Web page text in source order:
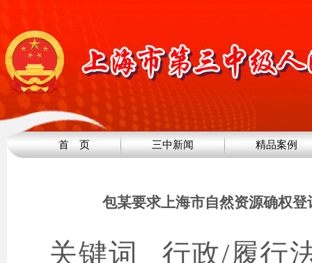
首 页 三中新闻 精品案例
包某要求上海市自然资源确权
关键词 行政/履行